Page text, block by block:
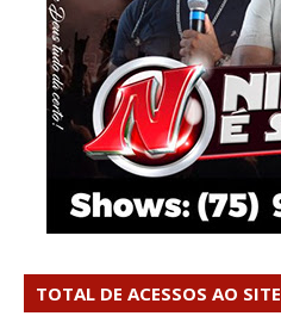
TOTAL DE ACESSOS AO SITE